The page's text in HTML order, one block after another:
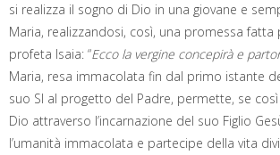
si realizza il sogno di Dio in una giovane e
Maria, realizzandosi, così, una promessa fatta
profeta Isaia: “Ecco la vergine concepirà e
Maria, resa immacolata fin dal primo istante
suo SI al progetto del Padre, permette, se
Dio attraverso l’incarnazione del suo Figlio
l’umanità immacolata e partecipe della vita